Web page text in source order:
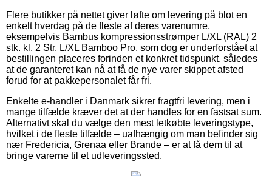
Flere butikker på nettet giver løfte om levering på blot en
enkelt hverdag på de fleste af deres varenumre,
eksempelvis Bambus kompressionsstrømper L/XL (RAL) 2
stk. kl. 2 Str. L/XL Bamboo Pro, som dog er underforstået at
bestillingen placeres forinden et konkret tidspunkt, således
at de garanteret kan nå at få de nye varer skippet afsted
forud for at pakkepersonalet får fri.
Enkelte e-handler i Danmark sikrer fragtfri levering, men i
mange tilfælde kræver det at der handles for en fastsat sum.
Alternativt skal du vælge den mest letkøbte leveringstype,
hvilket i de fleste tilfælde – uafhængig om man befinder sig
nær Fredericia, Grenaa eller Brande – er at få dem til at
bringe varerne til et udleveringssted.